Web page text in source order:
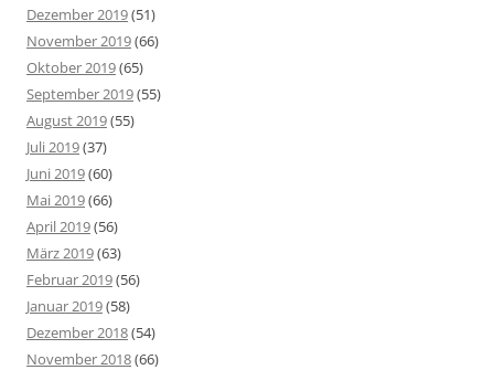
Dezember 2019(51)
November 2019(66)
Oktober 2019(65)
September 2019(55)
August 2019(55)
Juli 2019(37)
Juni 2019(60)
Mai 2019(66)
April 2019(56)
März 2019(63)
Februar 2019(56)
Januar 2019(58)
Dezember 2018(54)
November 2018(66)